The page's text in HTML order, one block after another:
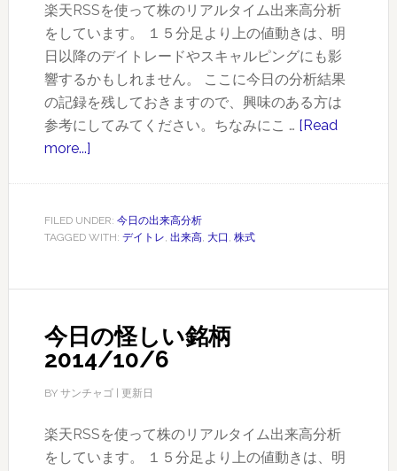
楽天RSSを使って株のリアルタイム出来高分析
をしています。 １５分足より上の値動きは、明
日以降のデイトレードやスキャルピングにも影
響するかもしれません。 ここに今日の分析結果
の記録を残しておきますので、興味のある方は
参考にしてみてください。ちなみにこ … [Read
more...]
の
怪
い
柄
2014/10/7
FILED UNDER: 今日の出来高分析
TAGGED WITH: デイトレ, 出来高, 大口 , 株式
今日の怪しい銘柄
2014/10/6
BY サンチャゴ| 更新日
楽天RSSを使って株のリアルタイム出来高分析
をしています。 １５分足より上の値動きは、明